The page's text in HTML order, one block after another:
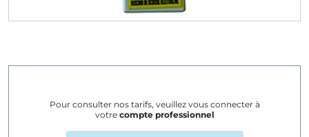
Pour consulter nos tarifs, veuillez vous connecter à
votre compte professionnel